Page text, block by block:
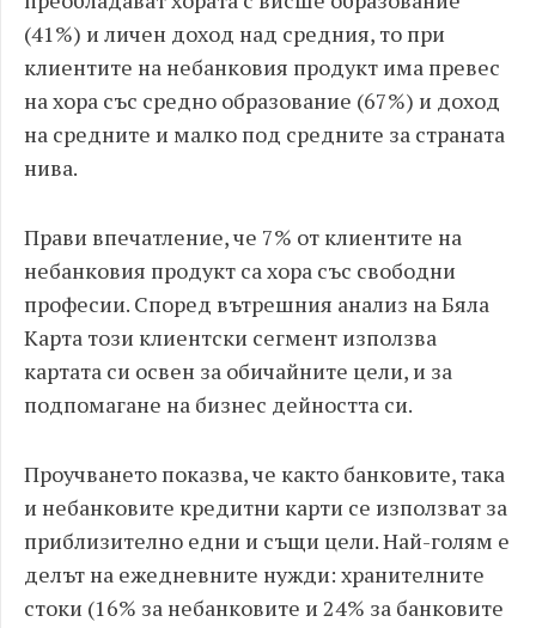
(41%) и личен доход над средния, то при
клиентите на небанковия продукт има превес
на хора със средно образование (67%) и доход
на средните и малко под средните за страната
нива.
Прави впечатление, че 7% от клиентите на
небанковия продукт са хора със свободни
професии. Според вътрешния анализ на Бяла
Карта този клиентски сегмент използва
картата си освен за обичайните цели, и за
подпомагане на бизнес дейността си.
Проучването показва, че както банковите, така
и небанковите кредитни карти се използват за
приблизително едни и същи цели. Най-голям е
делът на ежедневните нужди: хранителните
стоки (16% за небанковите и 24% за банковите